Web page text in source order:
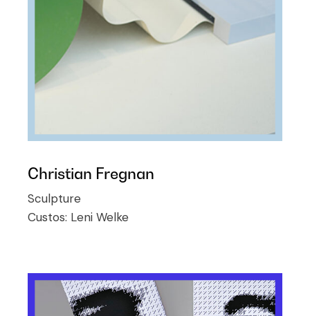
Christian Fregnan
Sculpture
Custos: Leni Welke